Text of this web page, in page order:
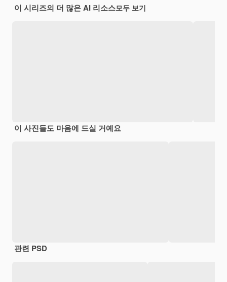
이 시리즈의 더 많은 AI 리소스모두 보기
이 사진들도 마음에 드실 거예요
관련 PSD